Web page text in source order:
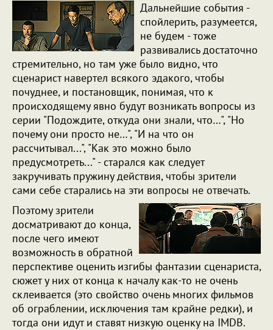
Дальнейшие события -
спойлерить, разумеется,
не будем - тоже
развивались достаточно
стремительно, но там уже было видно, что
сценарист навертел всякого эдакого, чтобы
почуднее, и постановщик, понимая, что к
происходящему явно будут возникать вопросы из
серии "Подождите, откуда они знали, что…", "Но
почему они просто не…", "И на что он
рассчитывал...", "Как это можно было
предусмотреть..." - старался как следует
закручивать пружину действия, чтобы зрители
сами себе старались на эти вопросы не отвечать.
Поэтому зрители
досматривают до конца,
после чего имеют
возможность в обратной
перспективе оценить изгибы фантазии сценариста,
сюжет у них от конца к началу как-то не очень
склеивается (это свойство очень многих фильмов
об ограблении, исключения там крайне редки), и
тогда они идут и ставят низкую оценку на IMDB.